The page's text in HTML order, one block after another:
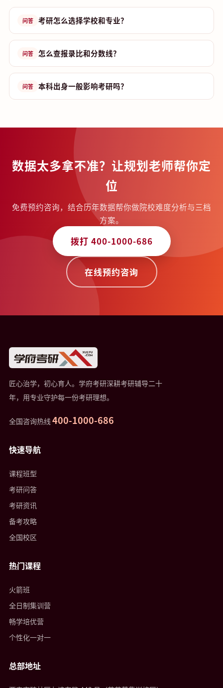
问答 考研怎么选择学校和专业？
问答 怎么查报录比和分数线？
问答 本科出身一般影响考研吗？
数据太多拿不准？让规划老师帮你定
位
免费预约咨询，结合历年数据帮你做院校难度分析与三档
方案。
拨打 400-1000-686
在线预约咨询
匠心治学，初心育人。学府考研深耕考研辅导二十
年，用专业守护每一份考研理想。
全国咨询热线400-1000-686
快速导航
课程班型
考研问答
考研资讯
备考攻略
全国校区
热门课程
火箭班
全日制集训营
畅学培优营
个性化一对一
总部地址